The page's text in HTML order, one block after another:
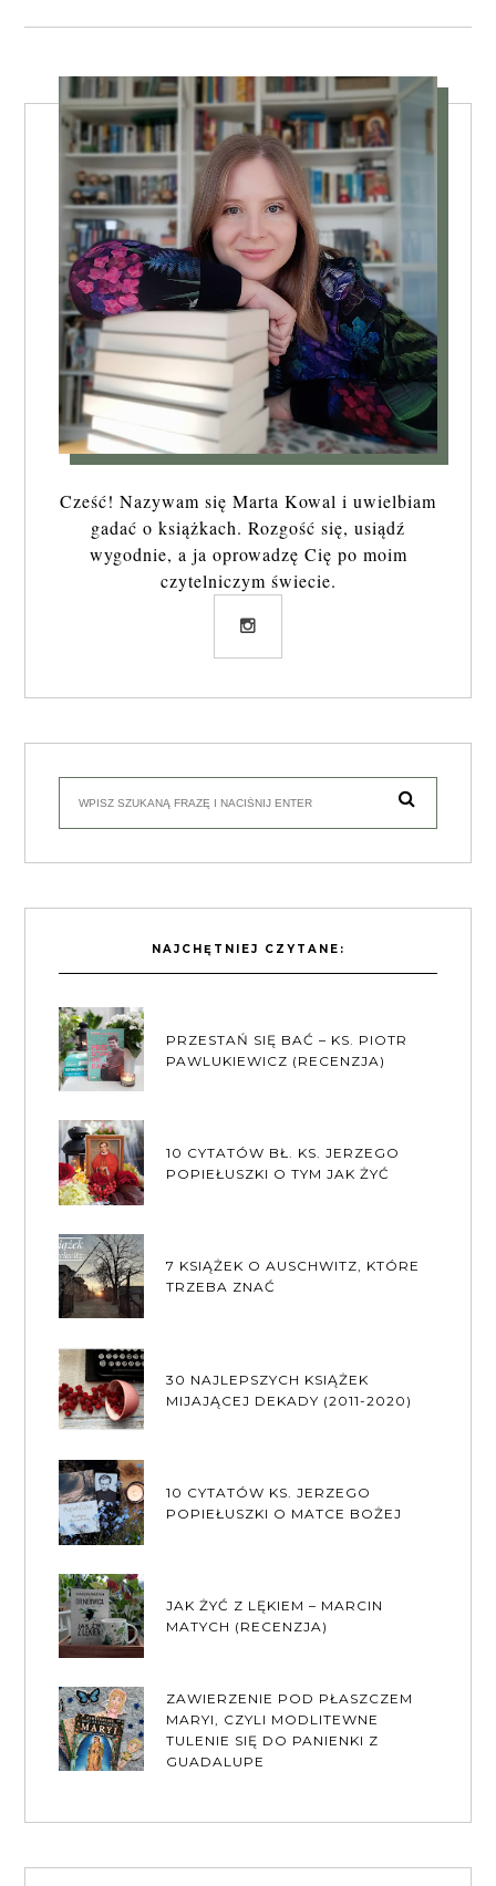
Cześć! Nazywam się Marta Kowal i uwielbiam
gadać o książkach. Rozgość się, usiądź
wygodnie, a ja oprowadzę Cię po moim
czytelniczym świecie.
NAJCHĘTNIEJ CZYTANE:
PRZESTAŃ SIĘ BAĆ – KS. PIOTR
PAWLUKIEWICZ (RECENZJA)
10 CYTATÓW BŁ. KS. JERZEGO
POPIEŁUSZKI O TYM JAK ŻYĆ
7 KSIĄŻEK O AUSCHWITZ, KTÓRE
TRZEBA ZNAĆ
30 NAJLEPSZYCH KSIĄŻEK
MIJAJĄCEJ DEKADY (2011-2020)
10 CYTATÓW KS. JERZEGO
POPIEŁUSZKI O MATCE BOŻEJ
JAK ŻYĆ Z LĘKIEM – MARCIN
MATYCH (RECENZJA)
ZAWIERZENIE POD PŁASZCZEM
MARYI, CZYLI MODLITEWNE
TULENIE SIĘ DO PANIENKI Z
GUADALUPE